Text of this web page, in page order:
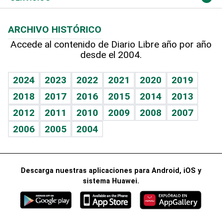
Hablando con el pediatra
Vida y familia
Eñe
Celebrando la vida
Sin complejos
En pocas palabras
Escuchando al corazón
Economía Personal
Línea de hit
BRV
TBT Deportivo
Más firmas
Hecho en casa
Guía del dinero
Cumpleaños
Horóscopos
Juegos
ARCHIVO HISTÓRICO
Accede al contenido de Diario Libre año por año
desde el 2004.
2024 2023 2022 2021 2020
2019
2018
2017 2016 2015 2014
2013
2012
2011 2010 2009 2008
2007
2006
2005 2004
Descarga nuestras aplicaciones para Android, iOS y
sistema Huawei.